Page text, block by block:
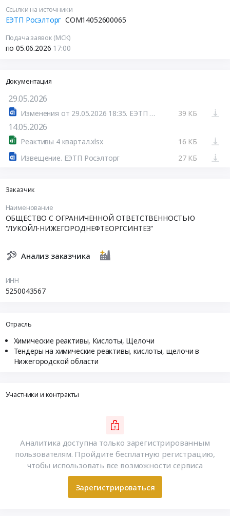
Ссылки на источники
ЕЭТП Росэлторг COM14052600065
Подача заявок (МСК)
по 05.06.2026 17:00
Документация
29.05.2026
Изменения от 29.05.2026 18:35. ЕЭТП Росэлторг 39 КБ
14.05.2026
Реактивы 4 квартал.xlsx
16 КБ
Извещение. ЕЭТП Росэлторг
27 КБ
Заказчик
Наименование
ОБЩЕСТВО С ОГРАНИЧЕННОЙ ОТВЕТСТВЕННОСТЬЮ
"ЛУКОЙЛ-НИЖЕГОРОДНЕФТЕОРГСИНТЕЗ"
Анализ заказчика
ИНН
5250043567
Отрасль
Химические реактивы, Кислоты, Щелочи
Тендеры на химические реактивы, кислоты, щелочи в
Нижегородской области
Участники и контракты
Аналитика доступна только зарегистрированным
пользователям. Пройдите бесплатную регистрацию,
чтобы использовать все возможности сервиса
Зарегистрироваться